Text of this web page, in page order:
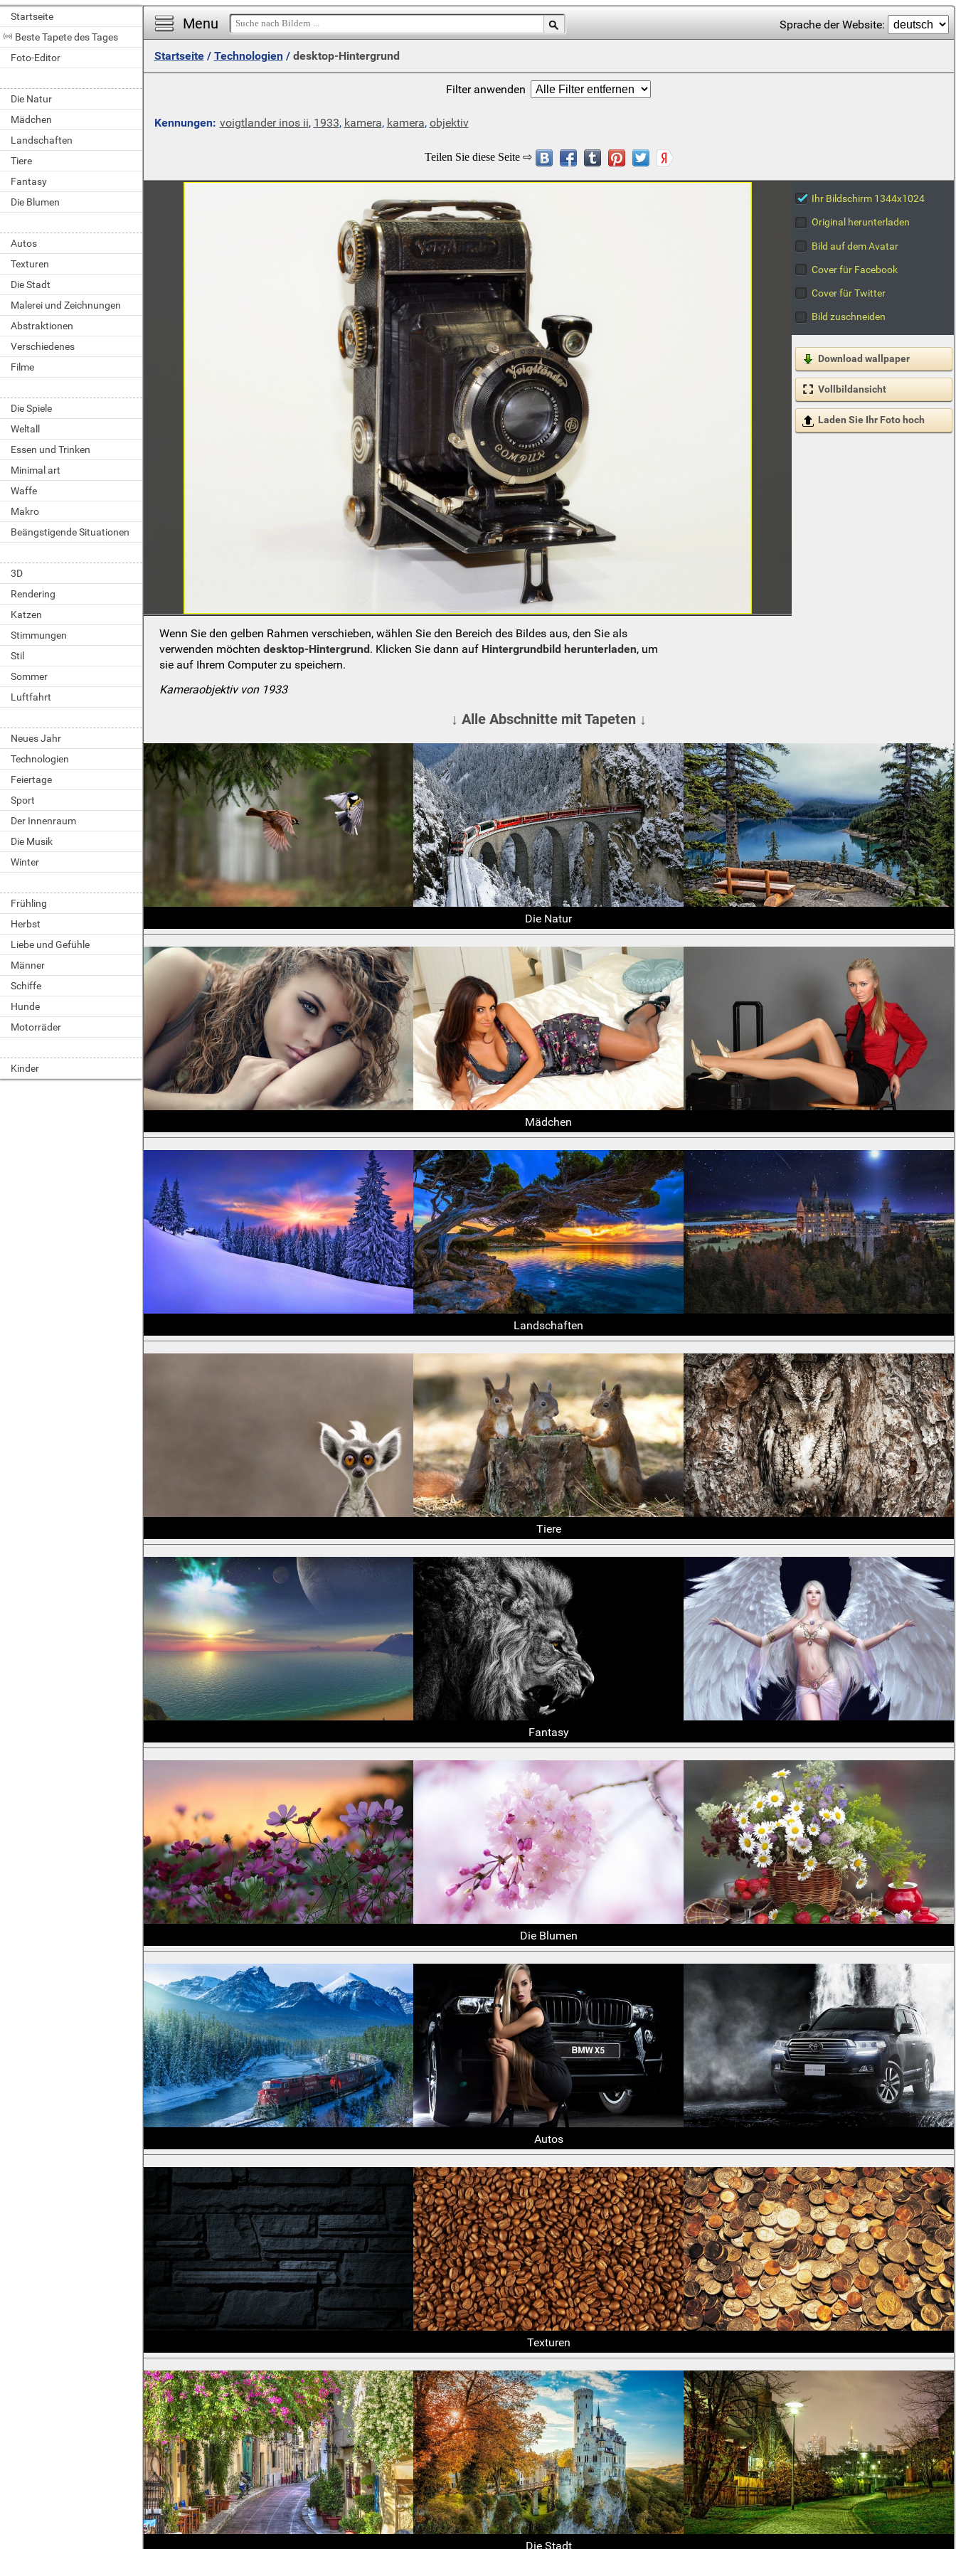
Startseite
Beste Tapete des Tages
Foto-Editor
Die Natur
Mädchen
Landschaften
Tiere
Fantasy
Die Blumen
Autos
Texturen
Die Stadt
Malerei und Zeichnungen
Abstraktionen
Verschiedenes
Filme
Die Spiele
Weltall
Essen und Trinken
Minimal art
Waffe
Makro
Beängstigende Situationen
3D
Rendering
Katzen
Stimmungen
Stil
Sommer
Luftfahrt
Neues Jahr
Technologien
Feiertage
Sport
Der Innenraum
Die Musik
Winter
Frühling
Herbst
Liebe und Gefühle
Männer
Schiffe
Hunde
Motorräder
Kinder
Menu Sprache der Website:
Startseite/ Technologien/ desktop-Hintergrund
Filter anwenden
Kennungen: voigtlander inos ii, 1933, kamera, kamera, objektiv
Ihr Bildschirm 1344x1024
Original herunterladen
Bild auf dem Avatar
Cover für Facebook
Cover für Twitter
Bild zuschneiden
Download wallpaper
Vollbildansicht
Laden Sie Ihr Foto hoch
Wenn Sie den gelben Rahmen verschieben, wählen Sie den Bereich des Bildes aus, den Sie als
verwenden möchtendesktop-Hintergrund . Klicken Sie dann auf Hintergrundbild herunterladen, um
sie auf Ihrem Computer zu speichern.
Kameraobjektiv von 1933
↓ Alle Abschnitte mit Tapeten ↓
Die Natur
Mädchen
Landschaften
Tiere
Fantasy
Die Blumen
Autos
Texturen
Die Stadt